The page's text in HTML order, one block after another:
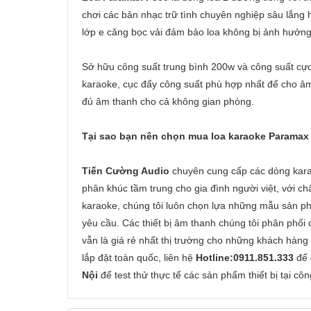
chơi các bản nhạc trữ tình chuyên nghiệp sâu
lớp e căng bọc vải đảm bảo loa không bị ảnh
Sở hữu công suất trung bình 200w và công suất
karaoke, cục đẩy công suất phù hợp nhất để cho
đủ âm thanh cho cả không gian phòng.
Tại sao bạn nên chọn mua loa karaoke
Tiến Cường Audio chuyên cung cấp các dòng
phân khúc tầm trung cho gia đình người việt, với
karaoke, chúng tôi luôn chọn lựa những mẫu sản
yêu cầu. Các thiết bị âm thanh chúng tôi phân
vẫn là giá rẻ nhất thị trường cho những khách
lắp đặt toàn quốc, liên hệ Hotline:0911.851.333 để
Nội để test thử thực tế các sản phẩm thiết bị tại